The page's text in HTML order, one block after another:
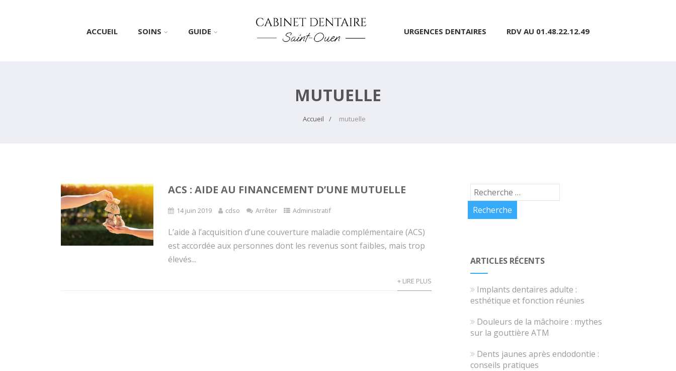
ACCUEIL SOINS GUIDE URGENCES DENTAIRES RDV AU 01.48.22.12.49
MUTUELLE
Accueil mutuelle
ACS : AIDE AU FINANCEMENT D’UNE MUTUELLE
14 juin 2019 cdso Arrêter Administratif
L’aide à l’acquisition d’une couverture maladie complémentaire (ACS)
est accordée aux personnes dont les revenus sont faibles, mais trop
élevés...
+ LIRE PLUS
ARTICLES RÉCENTS
Implants dentaires adulte :
esthétique et fonction réunies
Douleurs de la mâchoire : mythes
sur la gouttière ATM
Dents jaunes après endodontie :
conseils pratiques